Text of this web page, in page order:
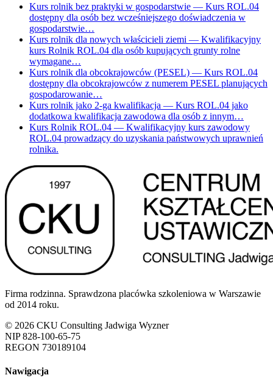
Kurs rolnik bez praktyki w gospodarstwie — Kurs ROL.04
dostępny dla osób bez wcześniejszego doświadczenia w
gospodarstwie…
Kurs rolnik dla nowych właścicieli ziemi — Kwalifikacyjny
kurs Rolnik ROL.04 dla osób kupujących grunty rolne
wymagane…
Kurs rolnik dla obcokrajowców (PESEL) — Kurs ROL.04
dostępny dla obcokrajowców z numerem PESEL planujących
gospodarowanie…
Kurs rolnik jako 2-ga kwalifikacja — Kurs ROL.04 jako
dodatkowa kwalifikacja zawodowa dla osób z innym…
Kurs Rolnik ROL.04 — Kwalifikacyjny kurs zawodowy
ROL.04 prowadzący do uzyskania państwowych uprawnień
rolnika.
Firma rodzinna. Sprawdzona placówka szkoleniowa w Warszawie
od 2014 roku.
© 2026 CKU Consulting Jadwiga Wyzner
NIP 828-100-65-75
REGON 730189104
Nawigacja